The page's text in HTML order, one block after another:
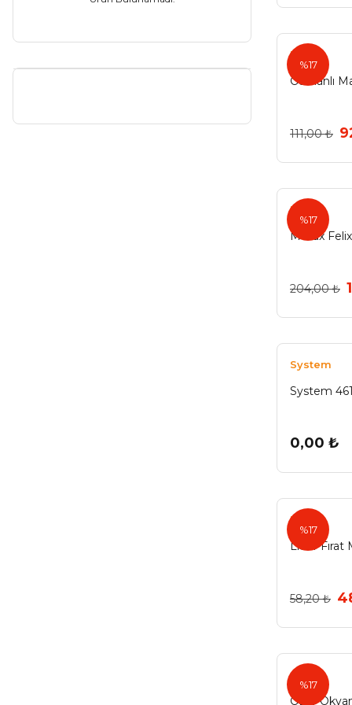
%17
Ermo
Osmanlı
111,00 ₺
%17
Metax
Metax
204,00 ₺
System
System
0,00 ₺
%17
Lider
Lider Fırat
58,20 ₺
%17
Özer